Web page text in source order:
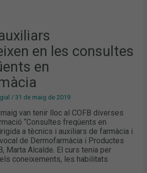
en les consultes
en
/31 de maig de 2019
van tenir lloc al COFB diverses
“Consultes freqüents en
a tècnics i auxiliars de farmàcia i
de Dermofarmàcia i Productes
Marta Alcalde. El curs tenia per
coneixements, les habilitats